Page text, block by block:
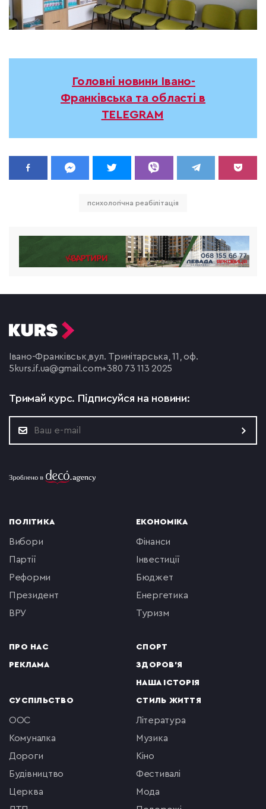
Головні новини Івано-
Франківська та області в
TELEGRAM
психологічна реабілітація
Івано-Франківськ, вул. Тринітарська, 11, оф.
5 kurs.if.ua@gmail.com+380 73 113 2025
Тримай курс. Підписуйся на новини:
ПОЛІТИКА
вибори
партії
реформи
президент
ВРУ
ПРО НАС
РЕКЛАМА
ЕКОНОМІКА
фінанси
інвестиції
бюджет
енергетика
туризм
СПОРТ
ЗДОРОВ'Я
НАША ІСТОРІЯ
СУСПІЛЬСТВО
ООС
комуналка
Дороги
будівництво
церква
СТИЛЬ ЖИТТЯ
література
музика
кіно
фестивалі
мода